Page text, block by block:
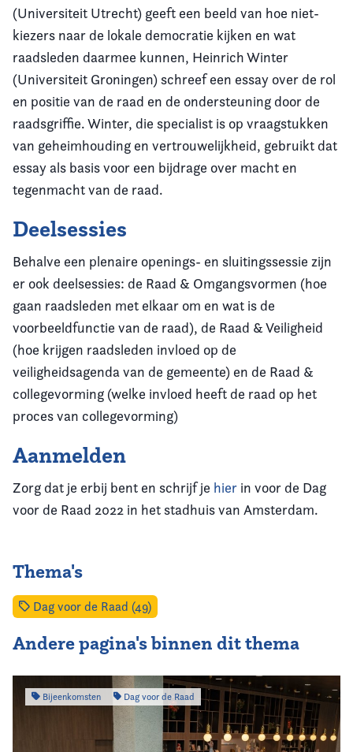
(Universiteit Utrecht) geeft een beeld van hoe niet-
kiezers naar de lokale democratie kijken en wat
raadsleden daarmee kunnen, Heinrich Winter
(Universiteit Groningen) schreef een essay over de rol
en positie van de raad en de ondersteuning door de
raadsgriffie. Winter, die specialist is op vraagstukken
van geheimhouding en vertrouwelijkheid, gebruikt dat
essay als basis voor een bijdrage over macht en
tegenmacht van de raad.
Deelsessies
Behalve een plenaire openings- en sluitingssessie zijn
er ook deelsessies: de Raad & Omgangsvormen (hoe
gaan raadsleden met elkaar om en wat is de
voorbeeldfunctie van de raad), de Raad & Veiligheid
(hoe krijgen raadsleden invloed op de
veiligheidsagenda van de gemeente) en de Raad &
collegevorming (welke invloed heeft de raad op het
proces van collegevorming)
Aanmelden
Zorg dat je erbij bent en schrijf je hier in voor de Dag
voor de Raad 2022 in het stadhuis van Amsterdam.
Thema's
Dag voor de Raad (49)
Andere pagina's binnen dit thema
Bijeenkomsten Dag voor de Raad